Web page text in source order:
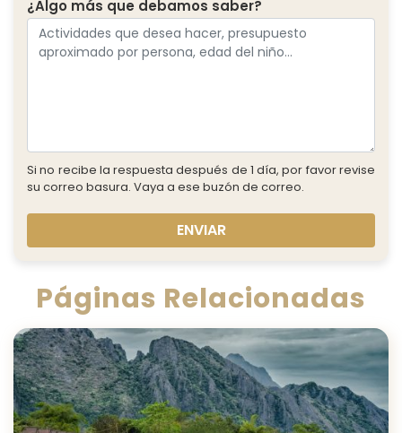
¿Algo más que debamos saber?
Si no recibe la respuesta después de 1 día, por favor revise
su correo basura. Vaya a ese buzón de correo.
ENVIAR
Páginas Relacionadas